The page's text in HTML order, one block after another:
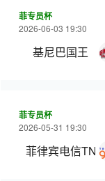
菲专员杯
2026-06-03 19:30
基尼巴国王
菲专员杯
2026-05-31 19:30
菲律宾电信TNT